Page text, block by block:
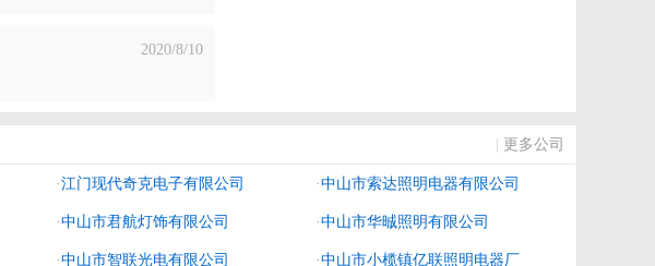
2020/8/10
更多公司
·江门现代奇克电子有限公司 ·中山市索达照明电器有限公司
·中山市君航灯饰有限公司 ·中山市华晠照明有限公司
·中山市智联光电有限公司 ·中山市小榄镇亿联照明电器厂